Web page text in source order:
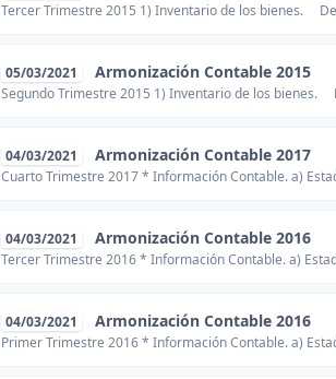
Tercer Trimestre 2015 1) Inventario de los bienes.
05/03/2021 Armonización Contable 2015
Segundo Trimestre 2015 1) Inventario de los bienes.
04/03/2021 Armonización Contable 2017
Cuarto Trimestre 2017 * Información Contable. a)
04/03/2021 Armonización Contable 2016
Tercer Trimestre 2016 * Información Contable. a)
04/03/2021 Armonización Contable 2016
Primer Trimestre 2016 * Información Contable. a)